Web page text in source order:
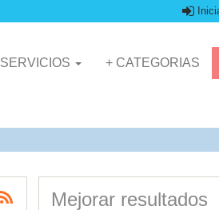
SERVICIOS + CATEGORIAS
Mejorar resultados